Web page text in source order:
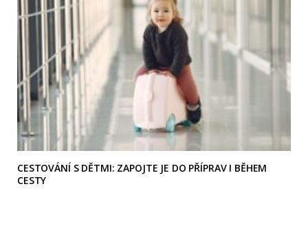
CESTOVÁNÍ S DĚTMI: ZAPOJTE JE DO PŘÍPRAV I BĚHEM
CESTY